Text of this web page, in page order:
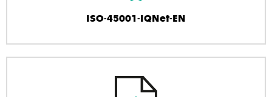
ISO-45001-IQNet-EN